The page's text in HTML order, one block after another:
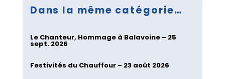
Dans la même catégorie…
Le Chanteur, Hommage à Balavoine – 25
sept. 2026
Festivités du Chauffour – 23 août 2026